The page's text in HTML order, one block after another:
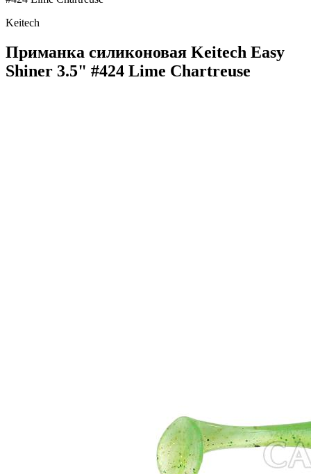
Keitech
Приманка силиконовая Keitech Easy
Shiner 3.5" #424 Lime Chartreuse